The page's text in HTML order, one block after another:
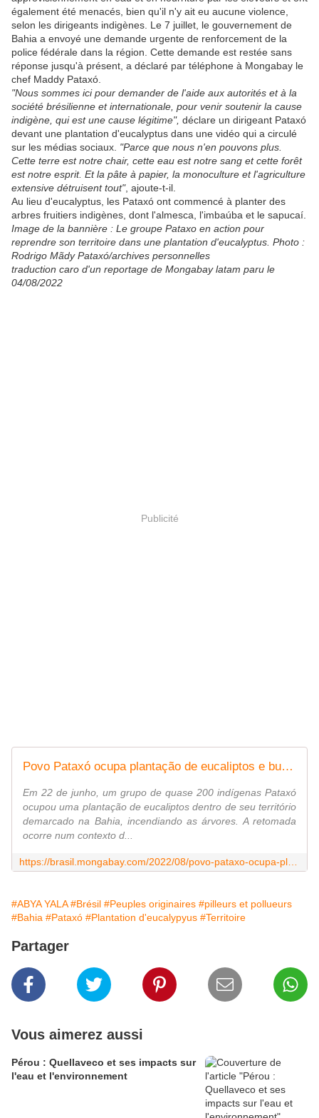
également été menacés, bien qu'il n'y ait eu aucune violence,
selon les dirigeants indigènes. Le 7 juillet, le gouvernement de
Bahia a envoyé une demande urgente de renforcement de la
police fédérale dans la région. Cette demande est restée sans
réponse jusqu'à présent, a déclaré par téléphone à Mongabay le
chef Maddy Pataxó.
"Nous sommes ici pour demander de l'aide aux autorités et à la
société brésilienne et internationale, pour venir soutenir la cause
indigène, qui est une cause légitime", déclare un dirigeant Pataxó
devant une plantation d'eucalyptus dans une vidéo qui a circulé
sur les médias sociaux. "Parce que nous n'en pouvons plus.
Cette terre est notre chair, cette eau est notre sang et cette forêt
est notre esprit. Et la pâte à papier, la monoculture et l'agriculture
extensive détruisent tout", ajoute-t-il.
Au lieu d'eucalyptus, les Pataxó ont commencé à planter des
arbres fruitiers indigènes, dont l'almesca, l'imbaúba et le sapucaí.
Image de la bannière : Le groupe Pataxo en action pour
reprendre son territoire dans une plantation d'eucalyptus. Photo :
Rodrigo Mãdy Pataxó/archives personnelles
traduction caro d'un reportage de Mongabay latam paru le
04/08/2022
Publicité
Povo Pataxó ocupa plantação de eucaliptos e busca recuperar suas terras no sul da Bahia
Em 22 de junho, um grupo de quase 200 indígenas Pataxó
ocupou uma plantação de eucaliptos dentro de seu território
demarcado na Bahia, incendiando as árvores. A retomada
ocorre num contexto d...
#ABYA YALA #Brésil #Peuples originaires #pilleurs et pollueurs
#Bahia #Pataxó #Plantation d'eucalypyus #Territoire
Partager
Vous aimerez aussi
Pérou : Quellaveco et ses impacts sur
l'eau et l'environnement